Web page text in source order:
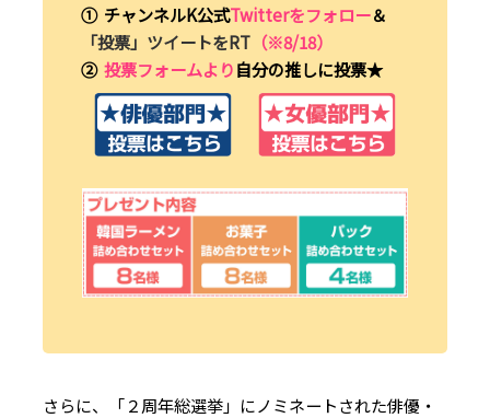
① チャンネルK公式Twitterをフォロー＆
「投票」ツイートをRT（※8/18）
② 投票フォームより自分の推しに投票★
さらに、「２周年総選挙」にノミネートされた俳優・